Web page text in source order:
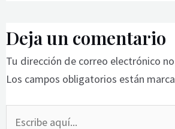
Deja un comentario
Tu dirección de correo electrónico
Los campos obligatorios están